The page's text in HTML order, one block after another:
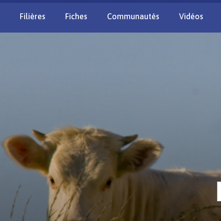
Filières Fiches Communautés Vidéos